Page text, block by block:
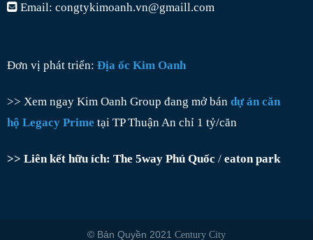
Email: congtykimoanh.vn@gmaill.com
Đơn vị phát triển: Địa ốc Kim Oanh
>> Xem ngay Kim Oanh Group đang mở bán dự án căn
hộ Legacy Prime tại TP Thuận An chỉ 1 tỷ/căn
>> Liên kết hữu ích: The 5way Phú Quốc / eaton park
© Bản Quyền 2021 Century City